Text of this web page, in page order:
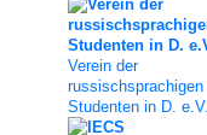
Verein der
russischsprachigen
Studenten in D. e.V.